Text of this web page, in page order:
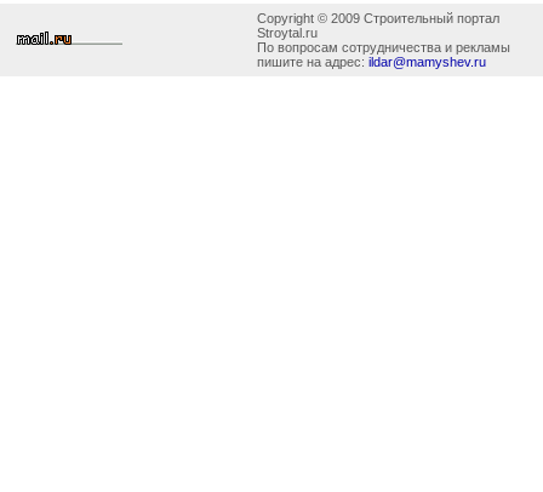
Copyright © 2009 Строительный портал
Stroytal.ru
По вопросам сотрудничества и рекламы
пишите на адрес: ildar@mamyshev.ru